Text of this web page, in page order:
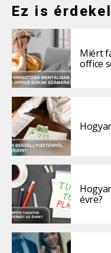
Ez is
Miért
office
évre?